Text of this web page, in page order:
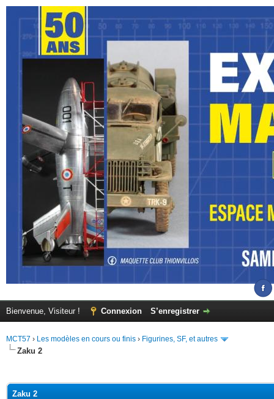
Bienvenue, Visiteur ! Connexion S’enregistrer
MCT57 › Les modèles en cours ou finis › Figurines, SF, et autres
Zaku 2
Zaku 2